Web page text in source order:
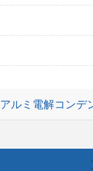
アルミ電解コンデ